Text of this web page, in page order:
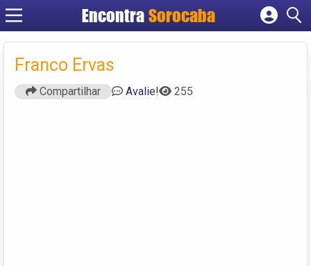
EncontraSorocaba
Cadastrar empresa
Franco Ervas
Compartilhar Avalie! 255